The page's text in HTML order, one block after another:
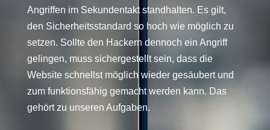
Angriffen im Sekundentakt standhalten. Es gilt,
den Sicherheitsstandard so hoch wie möglich zu
setzen. Sollte den Hackern dennoch ein Angriff
gelingen, muss sichergestellt sein, dass die
Website schnellst möglich wieder gesäubert und
zum funktionsfähig gemacht werden kann. Das
gehört zu unseren Aufgaben.